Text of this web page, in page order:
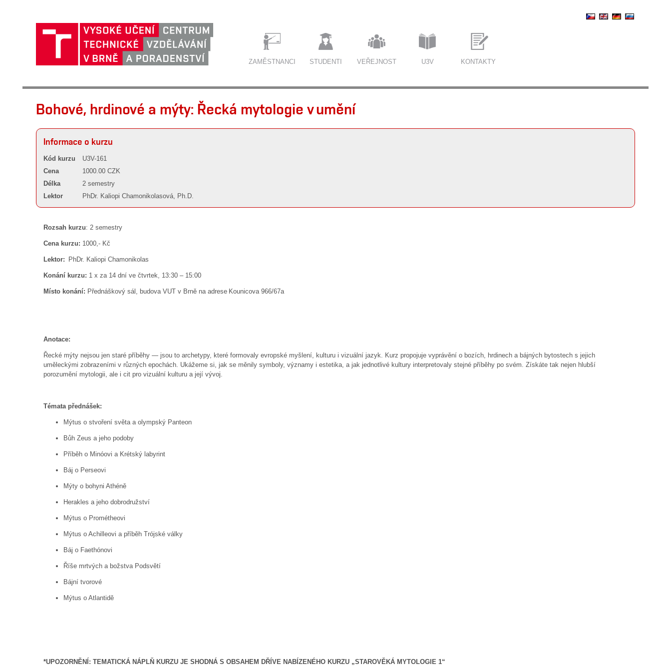
ZAMĚSTNANCI STUDENTI VEŘEJNOST U3V KONTAKTY
Bohové, hrdinové a mýty: Řecká mytologie v umění
Informace o kurzu
Kód kurzu
U3V-161
Cena
1000.00 CZK
Délka
2 semestry
Lektor
PhDr. Kaliopi Chamonikolasová, Ph.D.
Rozsah kurzu: 2 semestry
Cena kurzu: 1000,- Kč
Lektor: PhDr. Kaliopi Chamonikolas
Konání kurzu: 1 x za 14 dní ve čtvrtek, 13:30 – 15:00
Místo konání: Přednáškový sál, budova VUT v Brně na adrese Kounicova 966/67a
Anotace:
Řecké mýty nejsou jen staré příběhy — jsou to archetypy, které formovaly evropské myšlení, kulturu i vizuální jazyk. Kurz propojuje vyprávění o bozích, hrdinech a bájných bytostech s jejich
uměleckými zobrazeními v různých epochách. Ukážeme si, jak se měnily symboly, významy i estetika, a jak jednotlivé kultury interpretovaly stejné příběhy po svém. Získáte tak nejen hlubší
porozumění mytologii, ale i cit pro vizuální kulturu a její vývoj.
Témata přednášek:
Mýtus o stvoření světa a olympský Panteon
Bůh Zeus a jeho podoby
Příběh o Minóovi a Krétský labyrint
Báj o Perseovi
Mýty o bohyni Athéně
Herakles a jeho dobrodružství
Mýtus o Prométheovi
Mýtus o Achilleovi a příběh Trójské války
Báj o Faethónovi
Říše mrtvých a božstva Podsvětí
Bájní tvorové
Mýtus o Atlantidě
*UPOZORNĚNÍ: TEMATICKÁ NÁPLŇ KURZU JE SHODNÁ S OBSAHEM DŘÍVE NABÍZENÉHO KURZU „STAROVĚKÁ MYTOLOGIE 1“